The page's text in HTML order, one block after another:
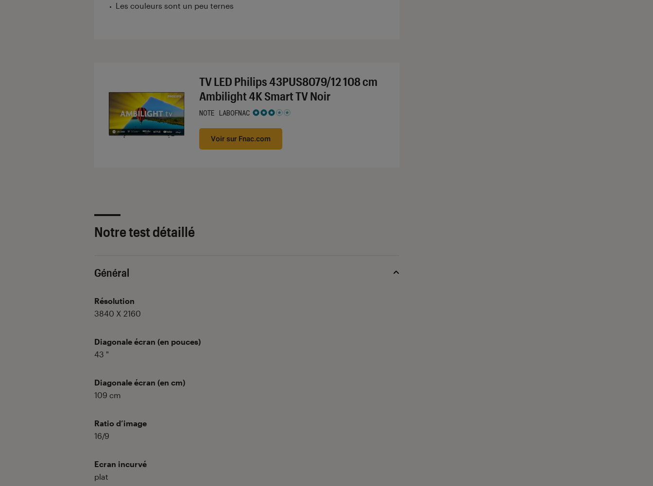
Les couleurs sont un peu ternes
TV LED Philips 43PUS8079/12 108 cm
Ambilight 4K Smart TV Noir
NOTE LABOFNAC
Noté 3 étoiles sur 5
Voir sur Fnac.com
Notre test détaillé
Général
Résolution
3840 X 2160
Diagonale écran (en pouces)
43 "
Diagonale écran (en cm)
109 cm
Ratio d’image
16/9
Ecran incurvé
plat